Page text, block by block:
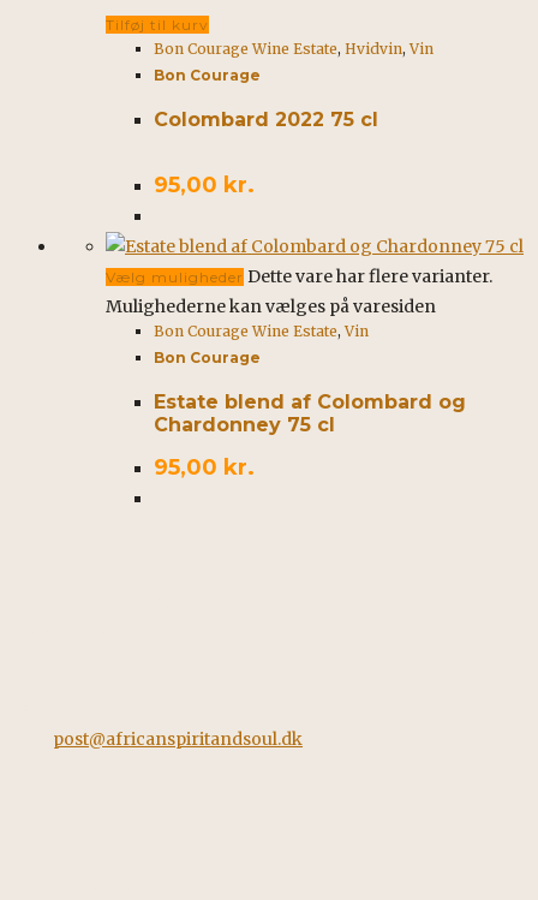
Tilføj til kurv
Bon Courage Wine Estate, Hvidvin,Vin
Bon Courage
Colombard 2022 75 cl
95,00 kr.
Vælg muligheder Dette vare har flere varianter.
Mulighederne kan vælges på varesiden
Bon Courage Wine Estate,Vin
Bon Courage
Estate blend af Colombard og
Chardonney 75 cl
95,00 kr.
post@africanspiritandsoul.dk